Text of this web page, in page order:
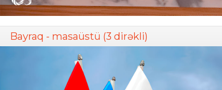
Bayraq - masaüstü (3 dirəkli)